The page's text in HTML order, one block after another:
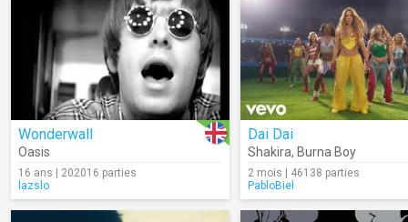
Wonderwall
Oasis
16 ans | 202016 parties
lazslo
Dai Dai
Shakira, Burna Boy
2 mois | 46138 parties
PabloBiel